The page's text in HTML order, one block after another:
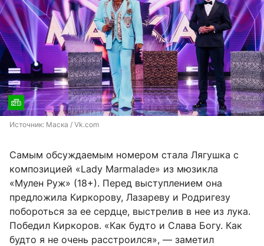
Источник: Маска / Vk.com
Самым обсуждаемым номером стала Лягушка с
композицией «Lady Marmalade» из мюзикла
«Мулен Руж» (18+). Перед выступлением она
предложила Киркорову, Лазареву и Родригезу
побороться за ее сердце, выстрелив в нее из лука.
Победил Киркоров. «Как будто и Слава Богу. Как
будто я не очень расстроился», — заметил